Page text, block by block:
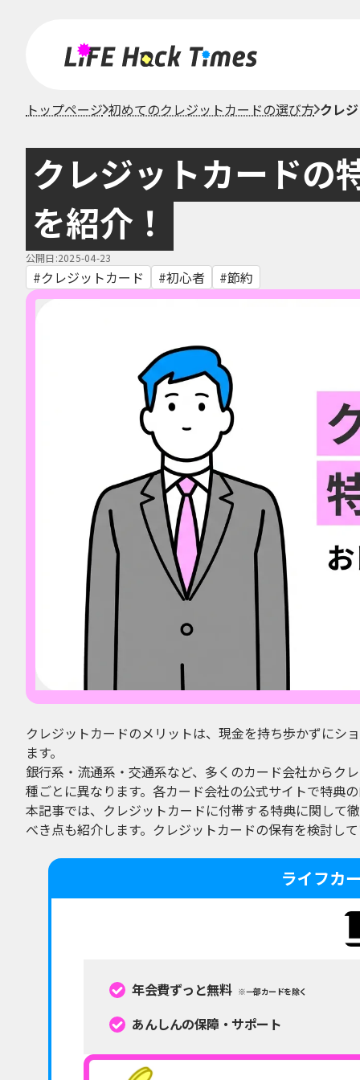
トップページ 初めてのクレジットカードの選び方 クレ
クレジットカードの
を紹介！
公開日:2025-04-23
クレジットカード 初心者 節約
クレジットカードのメリットは、現金を持ち歩かずにシ
ます。
銀行系・流通系・交通系など、多くのカード会社からク
種ごとに異なります。各カード会社の公式サイトで特典
本記事では、クレジットカードに付帯する特典に関して
べき点も紹介します。クレジットカードの保有を検討し
ライフカ
年会費ずっと無料 ※一部カードを除く
あんしんの保障・サポート